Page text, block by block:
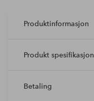
Produktinformasjon
Produkt spesifikasjon
Betaling